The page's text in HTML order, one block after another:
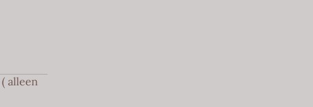
alleen